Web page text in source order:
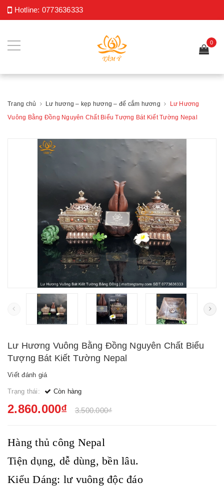
Hotline: 0773636333
0
Trang chủ Lư hương – kẹp hương – đế cắm hương Lư Hương
Vuông Bằng Đồng Nguyên Chất Biểu Tượng Bát Kiết Tường Nepal
Lư Hương Vuông Bằng Đồng Nguyên Chất Biểu
Tượng Bát Kiết Tường Nepal
Viết đánh giá
Trạng thái: Còn hàng
2.860.000₫ 3.500.000₫
Hàng thủ công Nepal
Tiện dụng, dễ dùng, bền lâu.
Kiểu Dáng: lư vuông độc đáo